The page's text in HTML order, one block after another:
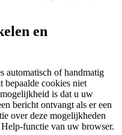
en
automatisch of handmatig
bepaalde cookies niet
is dat u uw
bericht ontvangt als er een
over deze mogelijkheden
functie van uw browser.